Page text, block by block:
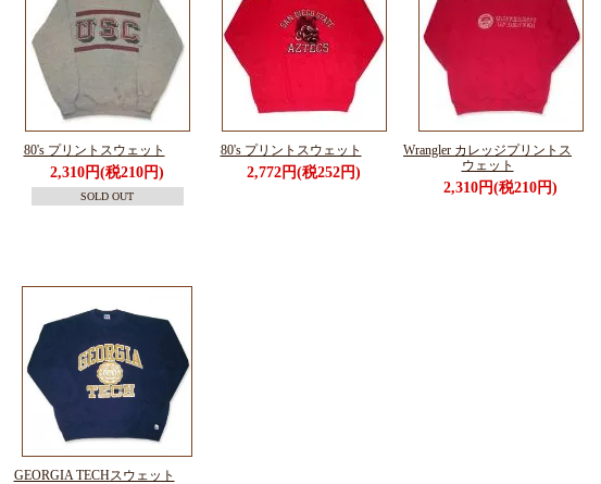
80's プリントスウェット
2,310円(税210円)
SOLD OUT
80's プリントスウェット
2,772円(税252円)
Wrangler カレッジプリントス
ウェット
2,310円(税210円)
GEORGIA TECHスウェット